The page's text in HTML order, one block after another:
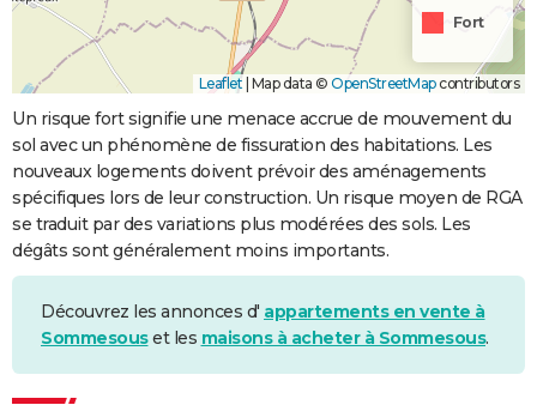
Fort
Leaflet | Map data © OpenStreetMapcontributors
Un risque fort signifie une menace accrue de mouvement du
sol avec un phénomène de fissuration des habitations. Les
nouveaux logements doivent prévoir des aménagements
spécifiques lors de leur construction. Un risque moyen de RGA
se traduit par des variations plus modérées des sols. Les
dégâts sont généralement moins importants.
Découvrez les annonces d' appartements en vente à
Sommesouset les maisons à acheter à Sommesous.